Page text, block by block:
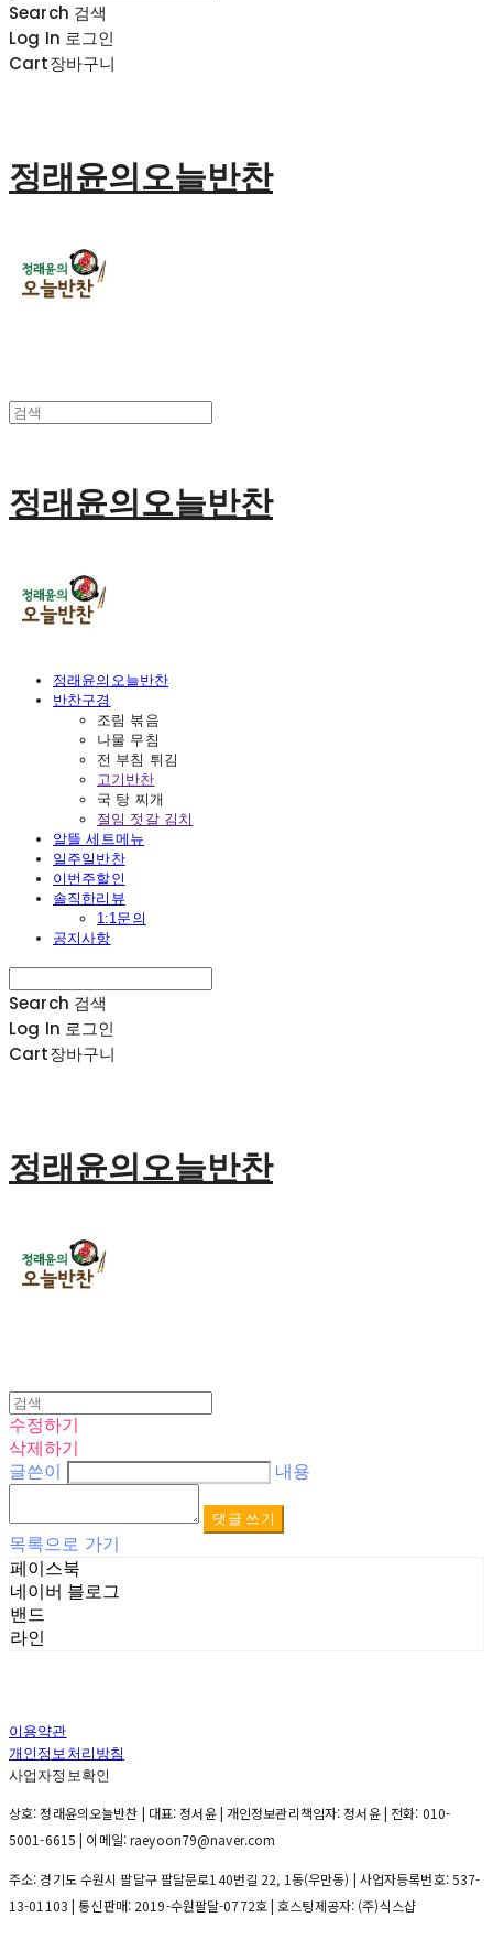
Search 검색
Log In 로그인
Cart장바구니
정래윤의오늘반찬
정래윤의오늘반찬
정래윤의오늘반찬
반찬구경
조림 볶음
나물 무침
전 부침 튀김
고기반찬
국 탕 찌개
절임 젓갈 김치
알뜰 세트메뉴
일주일반찬
이번주할인
솔직한리뷰
1:1문의
공지사항
Search 검색
Log In 로그인
Cart장바구니
정래윤의오늘반찬
수정하기
삭제하기
글쓴이
내용
댓글 쓰기
목록으로 가기
페이스북
네이버 블로그
밴드
라인
이용약관
개인정보처리방침
사업자정보확인
상호: 정래윤의오늘반찬 | 대표: 정서윤 | 개인정보관리책임자: 정서윤 | 전화: 010-
5001-6615 | 이메일: raeyoon79@naver.com
주소: 경기도 수원시 팔달구 팔달문로140번길 22, 1동(우만동) | 사업자등록번호:537-
13-01103 | 통신판매: 2019-수원팔달-0772호| 호스팅제공자: (주)식스샵